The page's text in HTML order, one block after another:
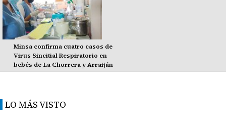
Minsa confirma cuatro casos de
Virus Sincitial Respiratorio en
bebés de La Chorrera y Arraiján
LO MÁS VISTO